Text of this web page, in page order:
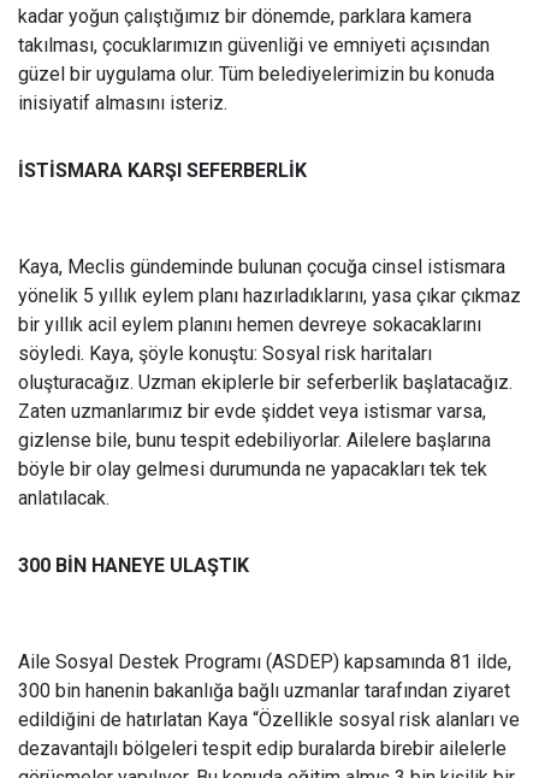
kadar yoğun çalıştığımız bir dönemde, parklara kamera
takılması, çocuklarımızın güvenliği ve emniyeti açısından
güzel bir uygulama olur. Tüm belediyelerimizin bu konuda
inisiyatif almasını isteriz.
İSTİSMARA KARŞI SEFERBERLİK
Kaya, Meclis gündeminde bulunan çocuğa cinsel istismara
yönelik 5 yıllık eylem planı hazırladıklarını, yasa çıkar çıkmaz
bir yıllık acil eylem planını hemen devreye sokacaklarını
söyledi. Kaya, şöyle konuştu: Sosyal risk haritaları
oluşturacağız. Uzman ekiplerle bir seferberlik başlatacağız.
Zaten uzmanlarımız bir evde şiddet veya istismar varsa,
gizlense bile, bunu tespit edebiliyorlar. Ailelere başlarına
böyle bir olay gelmesi durumunda ne yapacakları tek tek
anlatılacak.
300 BİN HANEYE ULAŞTIK
Aile Sosyal Destek Programı (ASDEP) kapsamında 81 ilde,
300 bin hanenin bakanlığa bağlı uzmanlar tarafından ziyaret
edildiğini de hatırlatan Kaya “Özellikle sosyal risk alanları ve
dezavantajlı bölgeleri tespit edip buralarda birebir ailelerle